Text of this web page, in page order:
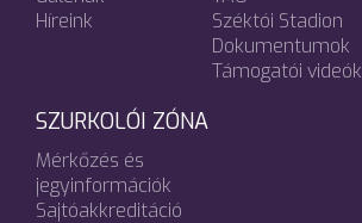
Híreink
Széktói Stadion
Dokumentumok
Támogatói videók
SZURKOLÓI ZÓNA
Mérkőzés és
jegyinformációk
Sajtóakkreditáció